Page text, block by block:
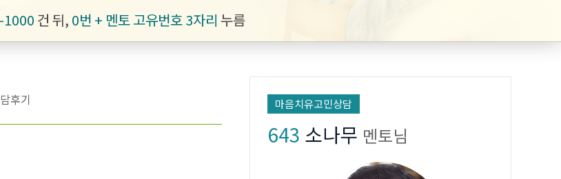
건 뒤, 0번 + 멘토 고유번호 3자리 누름
후기 마음치유고민상담
643 소나무 멘토님